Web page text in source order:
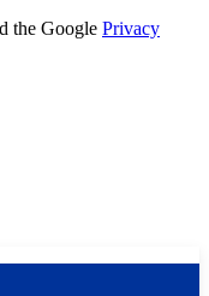
the Google Privacy